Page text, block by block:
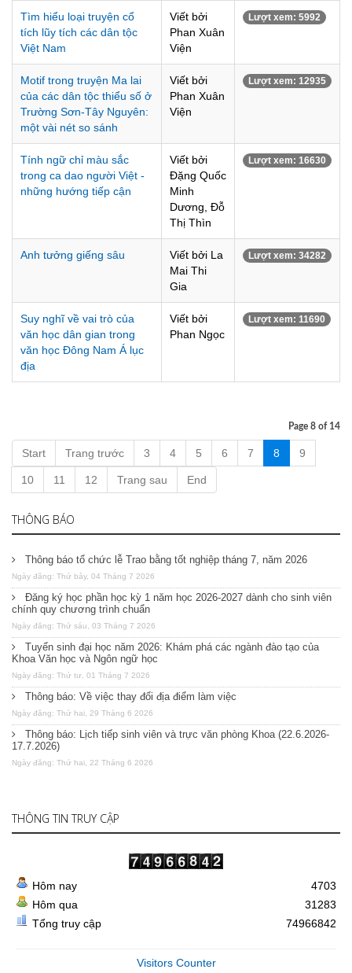
Tìm hiểu loại truyện cổ
tích lũy tích các dân tộc
Việt Nam
Viết bởi
Phan Xuân
Viện
Lượt xem: 5992
Motif trong truyện Ma lai
của các dân tộc thiểu số ở
Trường Sơn-Tây Nguyên:
một vài nét so sánh
Viết bởi
Phan Xuân
Viện
Lượt xem: 12935
Tính ngữ chỉ màu sắc
trong ca dao người Việt -
những hướng tiếp cận
Viết bởi
Đặng Quốc
Minh
Dương, Đỗ
Thị Thìn
Lượt xem: 16630
Anh tưởng giếng sâu
Viết bởi La
Mai Thi
Gia
Lượt xem: 34282
Suy nghĩ về vai trò của
văn học dân gian trong
văn học Đông Nam Á lục
địa
Viết bởi
Phan Ngọc
Lượt xem: 11690
Page 8 of 14
Start Trang trước 3 4 5 6 7 8 9
10 11 12 Trang sau End
THÔNG BÁO
Thông báo tổ chức lễ Trao bằng tốt nghiệp tháng 7, năm 2026
Ngày đăng: Thứ bảy, 04 Tháng 7 2026
Đăng ký học phần học kỳ 1 năm học 2026-2027 dành cho sinh viên
chính quy chương trình chuẩn
Ngày đăng: Thứ sáu, 03 Tháng 7 2026
Tuyển sinh đại học năm 2026: Khám phá các ngành đào tạo của
Khoa Văn học và Ngôn ngữ học
Ngày đăng: Thứ tư, 01 Tháng 7 2026
Thông báo: Về việc thay đổi địa điểm làm việc
Ngày đăng: Thứ hai, 29 Tháng 6 2026
Thông báo: Lịch tiếp sinh viên và trực văn phòng Khoa (22.6.2026-
17.7.2026)
Ngày đăng: Thứ hai, 22 Tháng 6 2026
THÔNG TIN TRUY CẬP
Hôm nay
Hôm qua
Tổng truy cập
4703
31283
74966842
Visitors Counter